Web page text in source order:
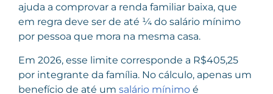
ajuda a comprovar a renda familiar baixa, que
em regra deve ser de até ¼ do salário mínimo
por pessoa que mora na mesma casa.
Em 2026, esse limite corresponde a R$405,25
por integrante da família. No cálculo, apenas um
benefício de até um salário mínimo é